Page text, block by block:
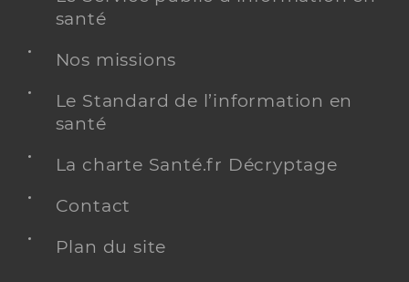
Jacqueline Yvonne Marie LEJALÉ
Etablissement de soins
Adresse
2 Chemin du Rocher, 56190 Noyal-Muzillac
santé
Nos missions
Le Standard de l’information en
santé
La charte Santé.fr Décryptage
Contact
Plan du site